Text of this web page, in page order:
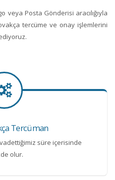
veya Posta Gönderisi aracılığıyla
tercüme ve onay işlemlerini
Tercüman
süre içerisinde
olur.